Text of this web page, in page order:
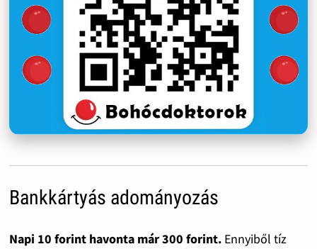
Bankkártyás adományozás
Napi 10 forint havonta már 300 forint.Ennyiből tíz